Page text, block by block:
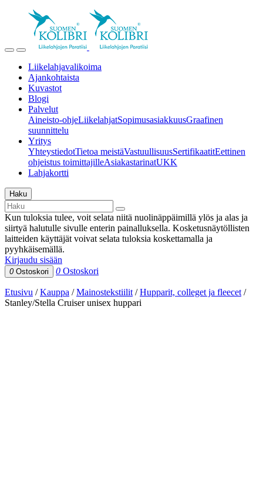
Liikelahjavalikoima
Ajankohtaista
Kuvastot
Blogi
Palvelut
Aineisto-ohjeLiikelahjatSopimusasiakkuusGraafinen
suunnittelu
Yritys
YhteystiedotTietoa meistäVastuullisuusSertifikaatitEettinen
ohjeistus toimittajilleAsiakastarinatUKK
Lahjakortti
Haku
Kun tuloksia tulee, voit selata niitä nuolinäppäimillä ylös ja alas ja
siirtyä halutulle sivulle enterin painalluksella. Kosketusnäytöllisten
laitteiden käyttäjät voivat selata tuloksia koskettamalla ja
pyyhkäisemällä.
Kirjaudu sisään
0 Ostoskori 0 Ostoskori
Etusivu /Kauppa /Mainostekstiilit /Hupparit, colleget ja fleecet /
Stanley/Stella Cruiser unisex huppari